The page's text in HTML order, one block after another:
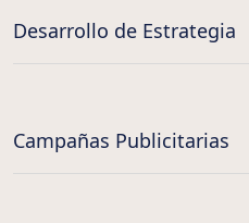
Desarrollo de Estrategia
Campañas Publicitarias